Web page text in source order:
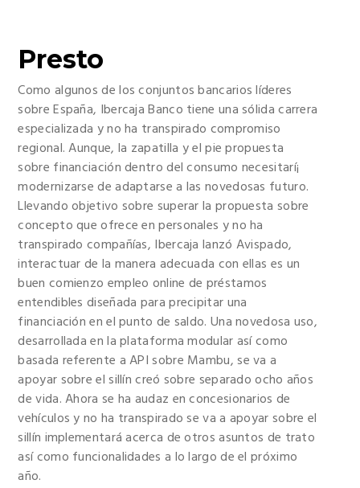
Presto
Como algunos de los conjuntos bancarios líderes
sobre España, Ibercaja Banco tiene una sólida carrera
especializada y no ha transpirado compromiso
regional. Aunque, la zapatilla y el pie propuesta
sobre financiación dentro del consumo necesitarí¡
modernizarse de adaptarse a las novedosas futuro.
Llevando objetivo sobre superar la propuesta sobre
concepto que ofrece en personales y no ha
transpirado compañías, Ibercaja lanzó Avispado,
interactuar de la manera adecuada con ellas es un
buen comienzo empleo online de préstamos
entendibles diseñada para precipitar una
financiación en el punto de saldo. Una novedosa uso,
desarrollada en la plataforma modular así­ como
basada referente a API sobre Mambu, se va a
apoyar sobre el sillí­n creó sobre separado ocho años
de vida. Ahora se ha audaz en concesionarios de
vehículos y no ha transpirado se va a apoyar sobre el
sillí­n implementará acerca de otros asuntos de trato
así­ como funcionalidades a lo largo de el próximo
año.